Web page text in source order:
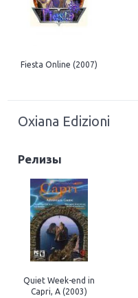
Fiesta Online (2007)
Oxiana Edizioni
Релизы
Quiet Week-end in
Capri, A (2003)